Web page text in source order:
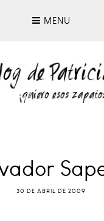
MENU
30 DE ABRIL DE 2009